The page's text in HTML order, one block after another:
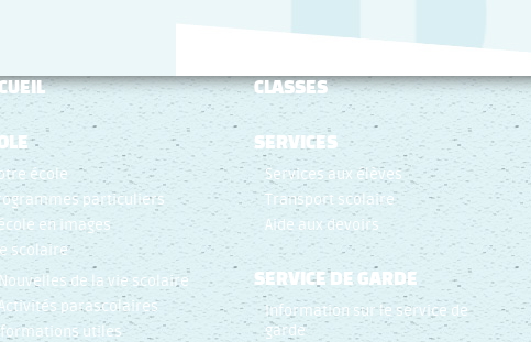
école
particuliers
en images
scolaire
de la vie scolaire
parascolaires
utiles
CLASSES
SERVICES
Services aux élèves
Transport scolaire
Aide aux devoirs
SERVICE DE GARDE
Information sur le service de
garde